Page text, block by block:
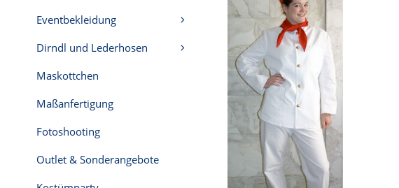
Eventbekleidung
Dirndl und Lederhosen
Maskottchen
Maßanfertigung
Fotoshooting
Outlet & Sonderangebote